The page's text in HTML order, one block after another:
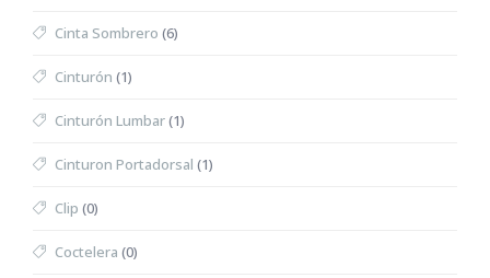
Cinta Sombrero (6)
Cinturón (1)
Cinturón Lumbar(1)
Cinturon Portadorsal (1)
Clip (0)
Coctelera (0)